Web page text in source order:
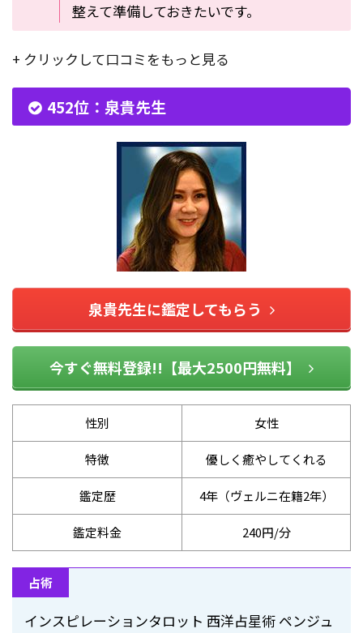
整えて準備しておきたいです。
+ クリックして口コミをもっと見る
452位：泉貴先生
泉貴先生に鑑定してもらう
今すぐ無料登録!!【最大2500円無料】
性別 女性
特徴 優しく癒やしてくれる
鑑定歴 4年（ヴェルニ在籍2年）
鑑定料金 240円/分
占術
インスピレーションタロット 西洋占星術 ペンジュ